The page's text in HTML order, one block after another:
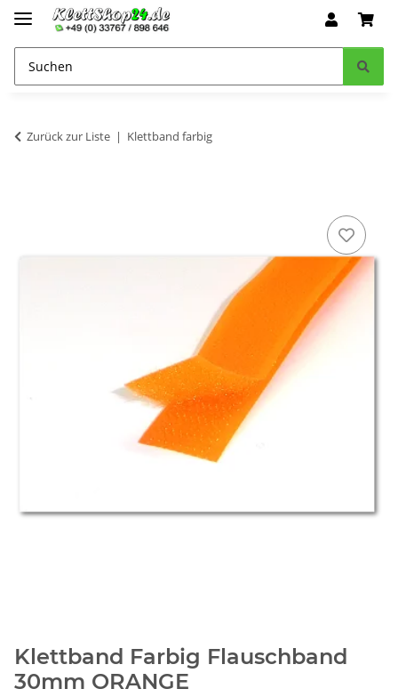
Zurück zur Liste Klettband farbig
Klettband Farbig Flauschband
30mm ORANGE